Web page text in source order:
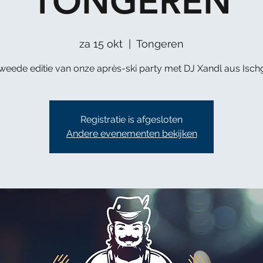
za 15 okt Tongeren
editie van onze après-ski party met DJ Xandl aus
Registratie is afgesloten
Andere evenementen bekijken